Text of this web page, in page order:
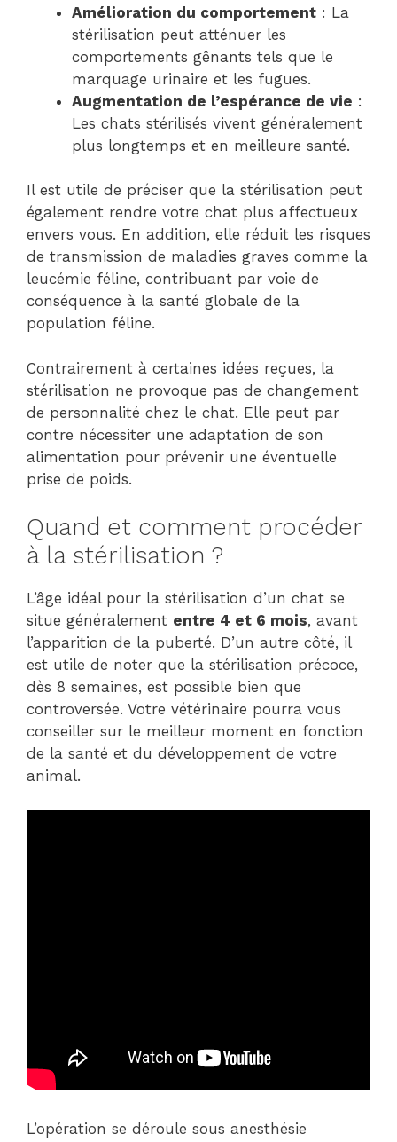
Amélioration du comportement : La
stérilisation peut atténuer les
comportements gênants tels que le
marquage urinaire et les fugues.
Augmentation de l’espérance de vie :
Les chats stérilisés vivent généralement
plus longtemps et en meilleure santé.
Il est utile de préciser que la stérilisation peut
également rendre votre chat plus affectueux
envers vous. En addition, elle réduit les risques
de transmission de maladies graves comme la
leucémie féline, contribuant par voie de
conséquence à la santé globale de la
population féline.
Contrairement à certaines idées reçues, la
stérilisation ne provoque pas de changement
de personnalité chez le chat. Elle peut par
contre nécessiter une adaptation de son
alimentation pour prévenir une éventuelle
prise de poids.
Quand et comment procéder
à la stérilisation ?
L’âge idéal pour la stérilisation d’un chat se
situe généralement entre 4 et 6 mois, avant
l’apparition de la puberté. D’un autre côté, il
est utile de noter que la stérilisation précoce,
dès 8 semaines, est possible bien que
controversée. Votre vétérinaire pourra vous
conseiller sur le meilleur moment en fonction
de la santé et du développement de votre
animal.
L’opération se déroule sous anesthésie